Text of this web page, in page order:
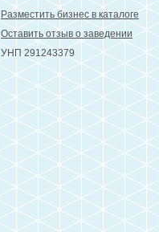
Разместить бизнес в каталоге
Оставить отзыв о заведении
УНП 291243379